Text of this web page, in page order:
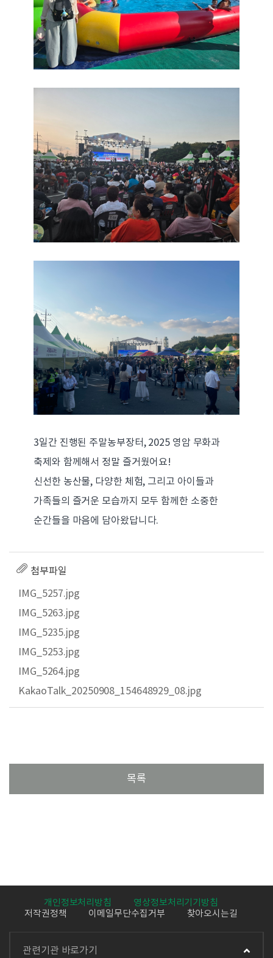
3일간 진행된 주말농부장터, 2025 영암 무화과
축제와 함께해서 정말 즐거웠어요!
신선한 농산물, 다양한 체험, 그리고 아이들과
가족들의 즐거운 모습까지 모두 함께한 소중한
순간들을 마음에 담아왔답니다.
첨부파일
IMG_5257.jpg
IMG_5263.jpg
IMG_5235.jpg
IMG_5253.jpg
IMG_5264.jpg
KakaoTalk_20250908_154648929_08.jpg
개인정보처리방침
영상정보처리기기방침
저작권정책
이메일무단수집거부 찾아오시는길
관련기관 바로가기